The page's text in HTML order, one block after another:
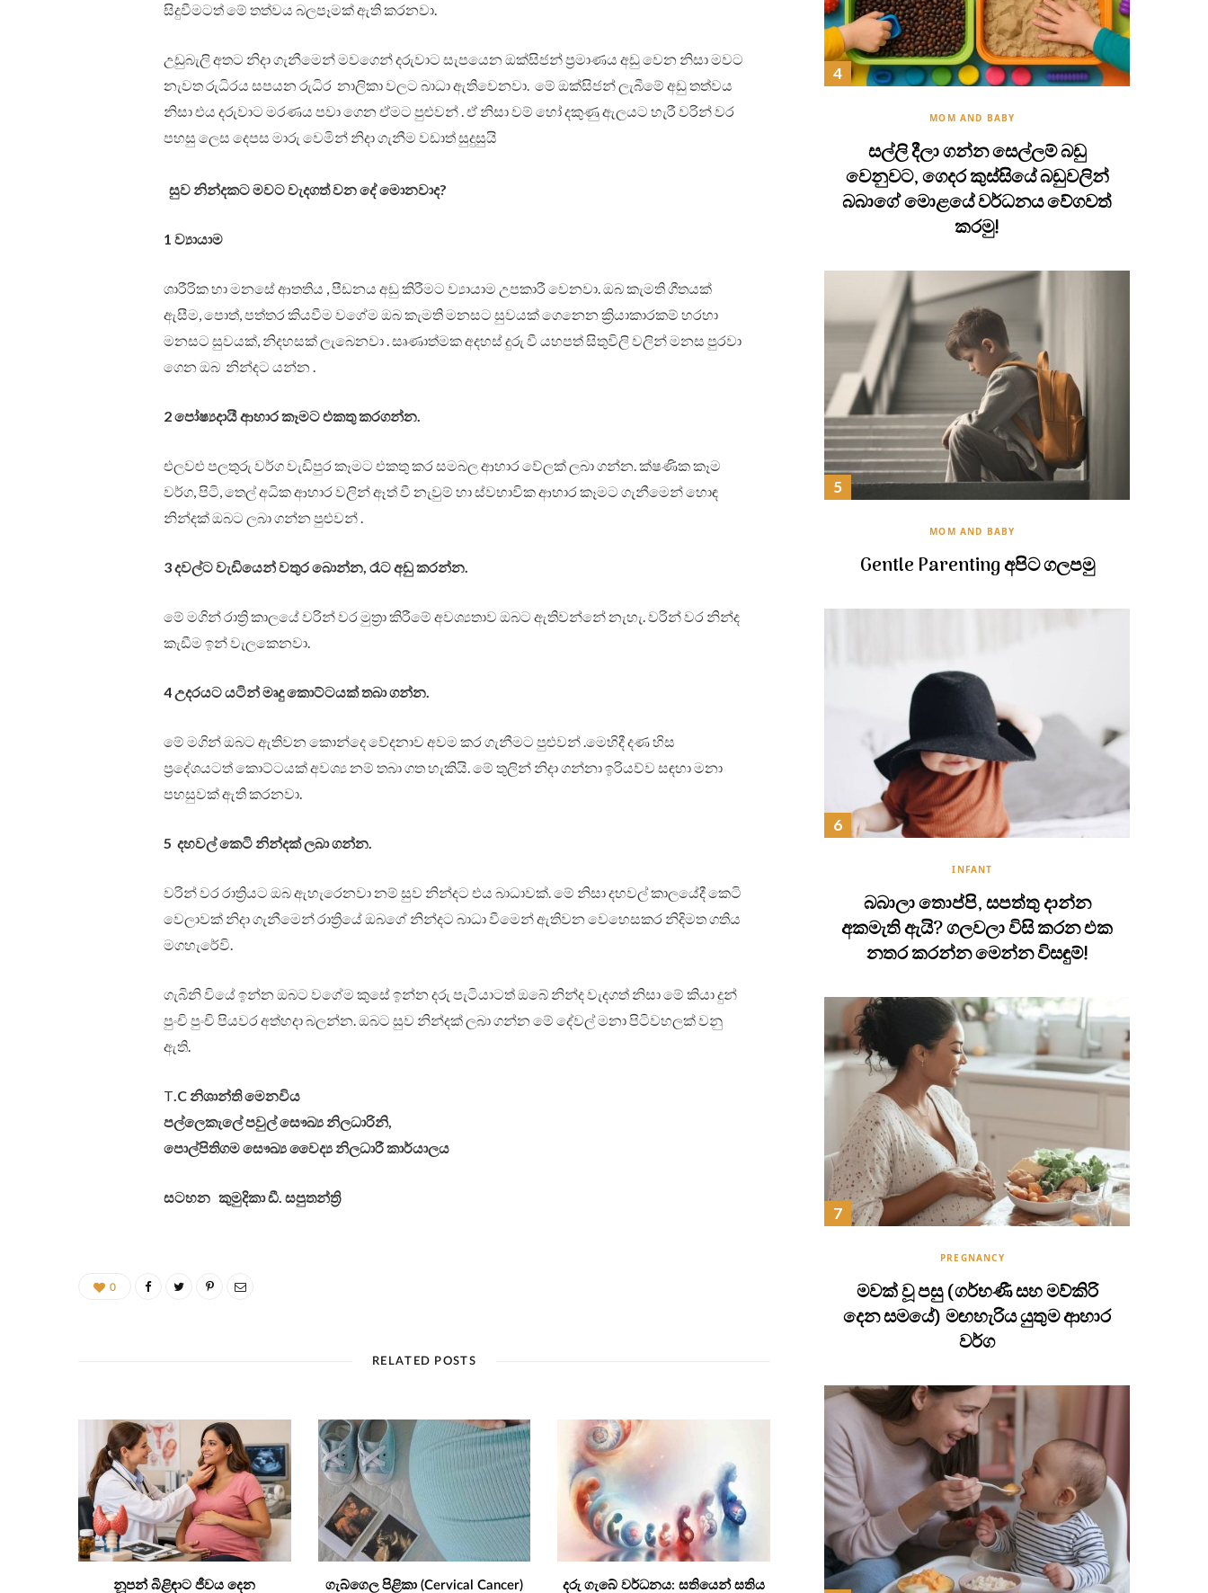
සිදුවීමටත් මේ තත්වය බලපෑමක් ඇති කරනවා.
උඩුබැලි අතට නිදා ගැනීමෙන් මවගෙන් දරුවාට සැපයෙන ඔක්සිජන් ප්‍රමාණය අඩු වෙන නිසා මවට
නැවත රුධිරය සපයන රුධිර නාලිකා වලට බාධා ඇතිවෙනවා. මේ ඔක්සිජන් ලැබීමේ අඩු තත්වය
නිසා එය දරුවාට මරණය පවා ගෙන ඒමට පුළුවන් . ඒ නිසා වම් හෝ දකුණු ඇලයට හැරී වරින් වර
පහසු ලෙස දෙපස මාරු වෙමින් නිදා ගැනීම වඩාත් සුදුසුයි
සුව නින්දකට මවට වැදගත් වන දේ මොනවාද?
1 ව්‍යායාම
ශාරීරික හා මනසේ ආතතිය , පීඩනය අඩු කිරීමට ව්‍යායාම උපකාරී වෙනවා. ඔබ කැමති ගීතයක්
ඇසීම, පොත්, පත්තර කියවීම වගේම ඔබ කැමති මනසට සුවයක් ගෙනෙන ක්‍රියාකාරකම් හරහා
මනසට සුවයක්, නිදහසක් ලැබෙනවා . සෘණාත්මක අදහස් දුරු වී යහපත් සිතුවිලි වලින් මනස පුරවා
ගෙන ඔබ නින්දට යන්න .
2 පෝෂ්‍යදායී ආහාර කෑමට එකතු කරගන්න.
එලවළු පලතුරු වර්ග වැඩිපුර කෑමට එකතු කර සමබල ආහාර වේලක් ලබා ගන්න. ක්ෂණික කෑම
වර්ග, පිටි, තෙල් අධික ආහාර වලින් ඈත් වී නැවුම් හා ස්වභාවික ආහාර කෑමට ගැනීමෙන් හොඳ
නින්දක් ඔබට ලබා ගන්න පුළුවන් .
3 දවල්ට වැඩියෙන් වතුර බොන්න, රෑට අඩු කරන්න.
මේ මගින් රාත්‍රි කා⁣ලයේ වරින් වර මුත්‍රා කිරීමේ අවශ්‍යතාව ඔබට ඇතිවන්නේ නැහැ. වරින් වර නින්ද
කැඩීම ඉන් වැලකෙනවා.
4 උදරයට යටින් මෘදු කොට්ටයක් තබා ගන්න.
මේ මගින් ඔබට ඇතිවන කොන්දෙ වේදනාව අවම කර ගැනීමට පුළුවන් .මෙහිදී දණ හිස
ප්‍රදේශයටත් කොට්ටයක් අවශ්‍ය නම් තබා ගත හැකියි. මේ තුලින් නිදා ගන්නා ඉරියව්ව සඳහා මනා
පහසුවක් ඇති කරනවා.
5 දහවල් කෙටි නින්දක් ලබා ගන්න.
වරින් වර රාත්‍රියට ඔබ ඇහැරෙනවා නම් සුව නින්දට එය බාධාවක්. මේ නිසා දහවල් කාලයේදී කෙටි
වෙලාවක් නිදා ගැනීමෙන් රාත්‍රියේ ඔබගේ නින්දට බාධා වීමෙන් ඇතිවන වෙහෙසකර නිදිමත ගතිය
මගහැරේවි.
ගැබිනි වියේ ඉන්න ඔබට වගේම කුසේ ඉන්න දරු පැටියාටත් ඔබේ නින්ද වැදගත් නිසා මේ කියා දුන්
පුංචි පුංචි පියවර අත්හදා බලන්න. ඔබට සුව නින්දක් ලබා ගන්න මේ දේවල් මනා පිටිවහලක් වනු
ඇති.
T.C නිශාන්ති මෙනවිය
පල්ලෙකැලේ පවුල් සෞඛ්‍ය නිලධාරිනි,
පොල්පිතිගම සෞඛ්‍ය වෛද්‍ය නිලධාරී කාර්යාලය
සටහන කුමුදිකා ඩී. සපුතන්ත්‍රි
0
RELATED POSTS
නූපන් බිළිඳාට ජීවය දෙන ගැබ්ගෙල පිළිකා (Cervical Cancer) දරු ගැබේ වර්ධනය: සතියෙන් සතිය
MOM AND BABY
සල්ලි දීලා ගන්න සෙල්ලම් බඩු
වෙනුවට, ගෙදර කුස්සියේ බඩුවලින්
බබාගේ මොළයේ වර්ධනය වේගවත්
කරමු!
MOM AND BABY
Gentle Parenting අපිට ගලපමු
INFANT
බබාලා තොප්පි, සපත්තු දාන්න
අකමැති ඇයි? ගලවලා විසි කරන එක
නතර කරන්න මෙන්න විසඳුම්!
PREGNANCY
මවක් වූ පසු (ගර්භණී සහ මව්කිරි
දෙන සමයේ) මඟහැරිය යුතුම ආහාර
වර්ග